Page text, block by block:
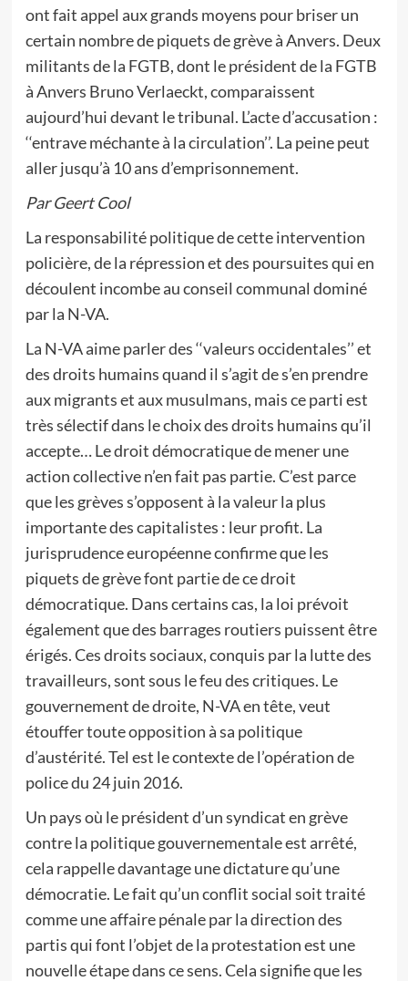
ont fait appel aux grands moyens pour briser un
certain nombre de piquets de grève à Anvers. Deux
militants de la FGTB, dont le président de la FGTB
à Anvers Bruno Verlaeckt, comparaissent
aujourd’hui devant le tribunal. L’acte d’accusation :
‘‘entrave méchante à la circulation’’. La peine peut
aller jusqu’à 10 ans d’emprisonnement.
Par Geert Cool
La responsabilité politique de cette intervention
policière, de la répression et des poursuites qui en
découlent incombe au conseil communal dominé
par la N-VA.
La N-VA aime parler des ‘‘valeurs occidentales’’ et
des droits humains quand il s’agit de s’en prendre
aux migrants et aux musulmans, mais ce parti est
très sélectif dans le choix des droits humains qu’il
accepte… Le droit démocratique de mener une
action collective n’en fait pas partie. C’est parce
que les grèves s’opposent à la valeur la plus
importante des capitalistes : leur profit. La
jurisprudence européenne confirme que les
piquets de grève font partie de ce droit
démocratique. Dans certains cas, la loi prévoit
également que des barrages routiers puissent être
érigés. Ces droits sociaux, conquis par la lutte des
travailleurs, sont sous le feu des critiques. Le
gouvernement de droite, N-VA en tête, veut
étouffer toute opposition à sa politique
d’austérité. Tel est le contexte de l’opération de
police du 24 juin 2016.
Un pays où le président d’un syndicat en grève
contre la politique gouvernementale est arrêté,
cela rappelle davantage une dictature qu’une
démocratie. Le fait qu’un conflit social soit traité
comme une affaire pénale par la direction des
partis qui font l’objet de la protestation est une
nouvelle étape dans ce sens. Cela signifie que les